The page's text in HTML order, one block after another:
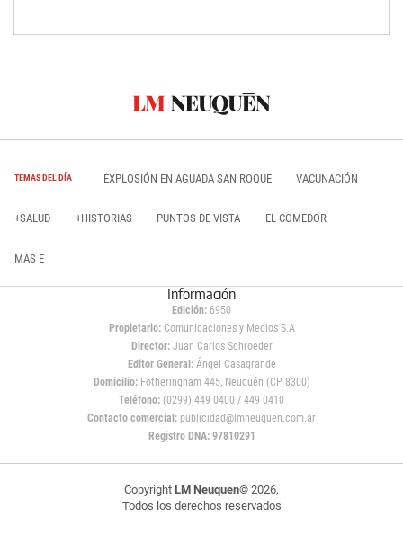
TEMAS DEL DÍA EXPLOSIÓN EN AGUADA SAN ROQUE VACUNACIÓN
+SALUD +HISTORIAS PUNTOS DE VISTA EL COMEDOR
MAS E
Información
Edición: 6950
Propietario:Comunicaciones y Medios S.A
Director: Juan Carlos Schroeder
Editor General:Ángel Casagrande
Domicilio:Fotheringham 445, Neuquén (CP 8300)
Teléfono: (0299) 449 0400 / 449 0410
Contacto comercial: publicidad@lmneuquen.com.ar
Registro DNA: 97810291
Copyright LM Neuquen© 2026,
Todos los derechos reservados